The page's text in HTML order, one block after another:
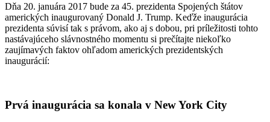
Dňa 20. januára 2017 bude za 45. prezidenta Spojených štátov
amerických inaugurovaný Donald J. Trump. Keďže inaugurácia
prezidenta súvisí tak s právom, ako aj s dobou, pri príležitosti tohto
nastávajúceho slávnostného momentu si prečítajte niekoľko
zaujímavých faktov ohľadom amerických prezidentských
inaugurácií:
Prvá inaugurácia sa konala v New York City